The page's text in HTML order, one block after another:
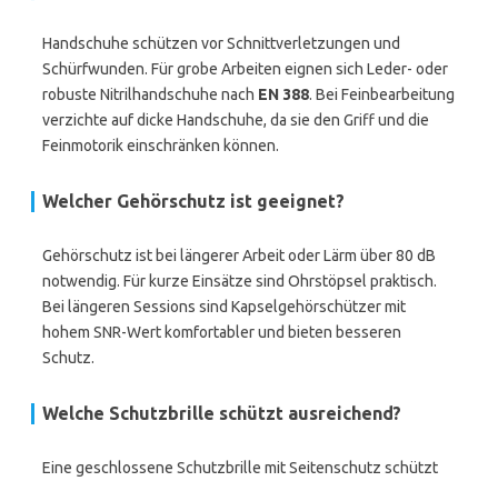
Handschuhe schützen vor Schnittverletzungen und
Schürfwunden. Für grobe Arbeiten eignen sich Leder- oder
robuste Nitrilhandschuhe nach EN 388. Bei Feinbearbeitung
verzichte auf dicke Handschuhe, da sie den Griff und die
Feinmotorik einschränken können.
Welcher Gehörschutz ist geeignet?
Gehörschutz ist bei längerer Arbeit oder Lärm über 80 dB
notwendig. Für kurze Einsätze sind Ohrstöpsel praktisch.
Bei längeren Sessions sind Kapselgehörschützer mit
hohem SNR-Wert komfortabler und bieten besseren
Schutz.
Welche Schutzbrille schützt ausreichend?
Eine geschlossene Schutzbrille mit Seitenschutz schützt